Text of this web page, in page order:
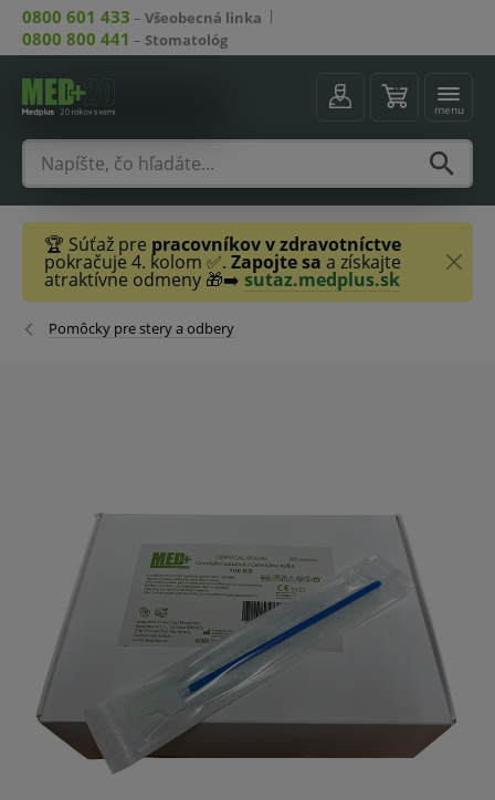
0800 601 433 – Všeobecná linka
0800 800 441 – Stomatológ
menu
🏆 Súťaž pre pracovníkov v zdravotníctve
pokračuje 4. kolom ✅. Zapojte sa a získajte
atraktívne odmeny 🎁➡️ sutaz.medplus.sk
Pomôcky pre stery a odbery